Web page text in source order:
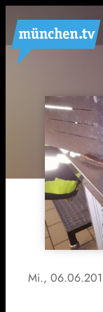
Mi.,